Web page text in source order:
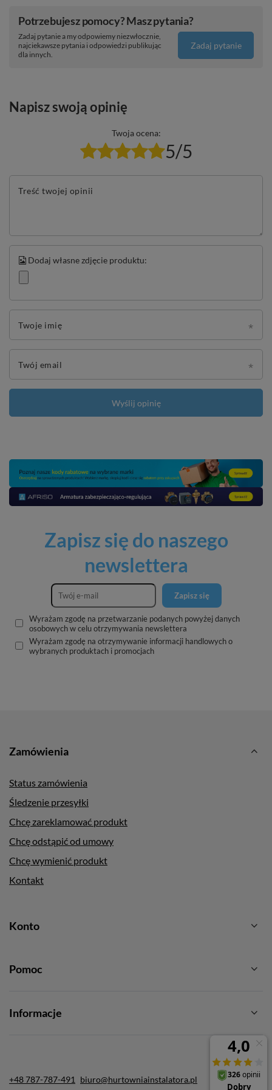
Potrzebujesz pomocy? Masz pytania?
Zadaj pytanie a my odpowiemy niezwłocznie,
najciekawsze pytania i odpowiedzi publikując
dla innych.
Zadaj pytanie
Napisz swoją opinię
Twoja ocena:
5/5
Treść twojej opinii
Dodaj własne zdjęcie produktu:
Twoje imię
Twój email
Wyślij opinię
Zapisz się do naszego
newslettera
Zapisz się
Wyrażam zgodę na przetwarzanie podanych powyżej danych
osobowych w celu otrzymywania newslettera
Wyrażam zgodę na otrzymywanie informacji handlowych o
wybranych produktach i promocjach
Zamówienia
Status zamówienia
Śledzenie przesyłki
Chcę zareklamować produkt
Chcę odstąpić od umowy
Chcę wymienić produkt
Kontakt
Konto
Pomoc
Informacje
+48 787-787-491
biuro@hurtowniainstalatora.pl